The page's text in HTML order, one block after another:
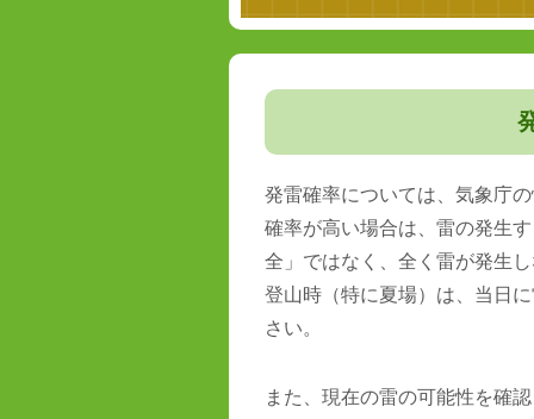
発雷確率については、気象庁
確率が高い場合は、雷の発生
全」ではなく、全く雷が発生
登山時（特に夏場）は、当日
さい。
また、現在の雷の可能性を確